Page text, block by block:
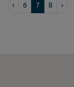
‹ 6 7 8 ›